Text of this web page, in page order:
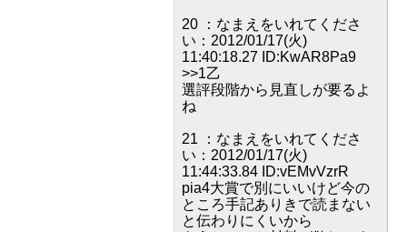
20 ：なまえをいれてくださ
い：2012/01/17(火)
11:40:18.27 ID:KwAR8Pa9
>>1乙
選評段階から見直しが要るよ
ね
21 ：なまえをいれてくださ
い：2012/01/17(火)
11:44:33.84 ID:vEMvVzrR
pia4大賞で別にいいけど今の
ところ手記ありきで読まない
と伝わりにくいから